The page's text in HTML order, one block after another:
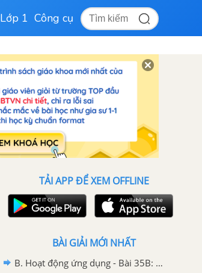
Lớp 1 Công cụ
TẢI APP ĐỂ XEM OFFLINE
BÀI GIẢI MỚI NHẤT
B. Hoạt động ứng dụng - Bài 35B: Ôn tập 2